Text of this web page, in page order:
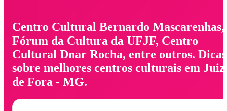
Centro Cultural Bernardo Mascarenhas,
Fórum da Cultura da UFJF, Centro
Cultural Dnar Rocha, entre outros. Dicas
sobre melhores centros culturais em Juiz
de Fora - MG.